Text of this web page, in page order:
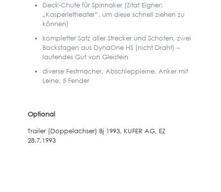
Deck-Chute für Spinnaker (Zitat Eigner:
„Kasperletheater“, um diese schnell ziehen zu
können)
kompletter Satz aller Strecker und Schoten, zwei
Backstagen aus DynaOne HS (nicht Draht) –
laufendes Gut von Gleistein
diverse Festmacher, Abschleppleine, Anker mit
Leine, 5 Fender
Optional
Trailer (Doppelachser) Bj 1993, KUFER AG, EZ
28.7.1993